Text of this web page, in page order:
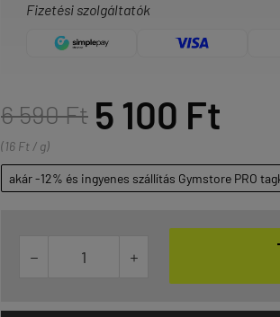
Fizetési szolgáltatók
6 590 Ft 5 100 Ft
(16 Ft / g)
akár -12% és ingyenes szállítás Gymstore PRO
 